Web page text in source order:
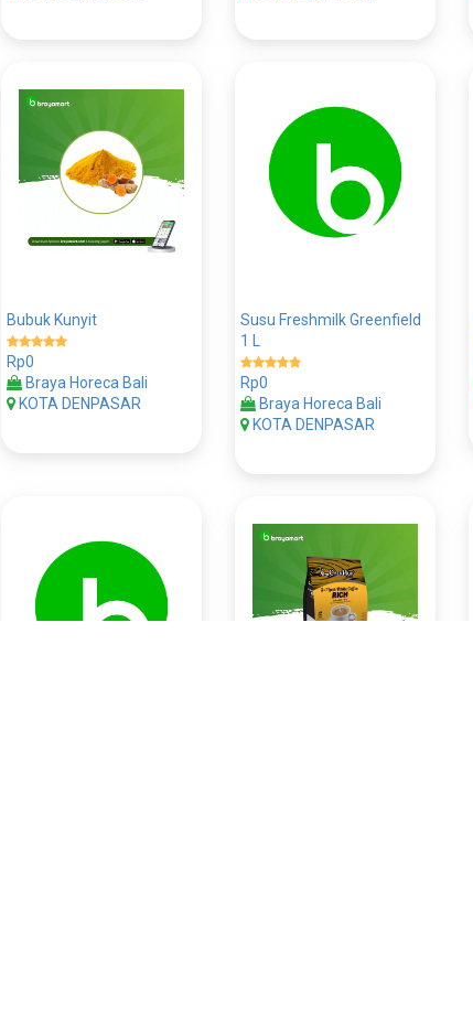
Bubuk Kunyit
Rp0
Braya Horeca Bali
KOTA DENPASAR
Susu Freshmilk Greenfield
1 L
Rp0
Braya Horeca Bali
KOTA DENPASAR